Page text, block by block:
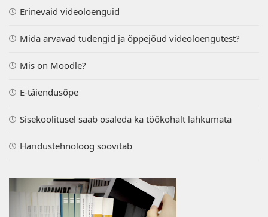
Erinevaid videoloenguid
Mida arvavad tudengid ja õppejõud videoloengutest?
Mis on Moodle?
E-täiendusõpe
Sisekoolitusel saab osaleda ka töökohalt lahkumata
Haridustehnoloog soovitab